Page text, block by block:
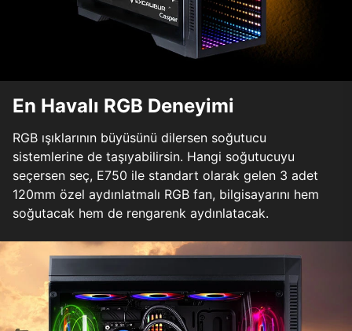
En Havalı RGB Deneyimi
RGB ışıklarının büyüsünü dilersen soğutucu
sistemlerine de taşıyabilirsin. Hangi soğutucuyu
seçersen seç, E750 ile standart olarak gelen 3 adet
120mm özel aydınlatmalı RGB fan, bilgisayarını hem
soğutacak hem de rengarenk aydınlatacak.